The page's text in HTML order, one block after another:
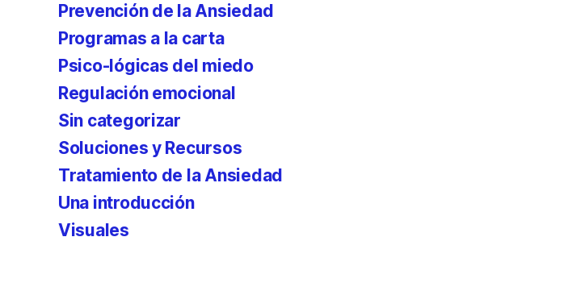
Prevención de la Ansiedad
Programas a la carta
Psico-lógicas del miedo
Regulación emocional
Sin categorizar
Soluciones y Recursos
Tratamiento de la Ansiedad
Una introducción
Visuales